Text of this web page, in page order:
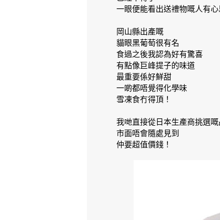
一眼便能看出送禮物嘅人有
岡山縣出產嘅
貓眼黑葡萄很有名
食過之後我認為好有驚喜
有點像巨峰提子的味道
最重要係好鮮甜
一啲都唔覺得化學味
雪凍食冇得頂！
我哋直接從日本生產商挑選
市面唔會隨處見到
仲要超值價錢！